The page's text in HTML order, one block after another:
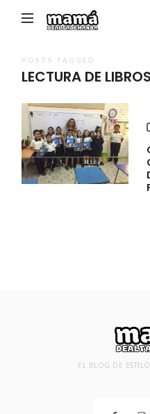
POSTS TAGGED
LECTURA DE LIBROS
EL BLOG DE